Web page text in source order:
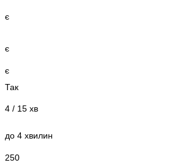
є
є
є
Так
4 / 15 хв
до 4 хвилин
250